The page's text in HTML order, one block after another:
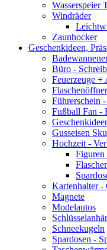
Wasserspeier
Windräder
Zaunhocker
Geschenkideen,
Büro -
Feuerzeuge +
Flaschenöffner
Führerschein
Fußball Fan -
Gusseisen
Hochzeit -
Figuren
Kartenhalter -
Magnete
Modelautos
Schneekugeln
Spardosen -